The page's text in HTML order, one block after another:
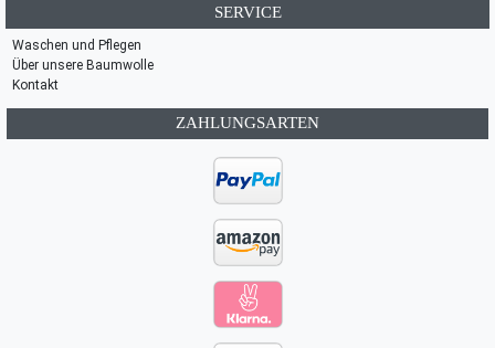
SERVICE
Waschen und Pflegen
Über unsere Baumwolle
Kontakt
ZAHLUNGSARTEN